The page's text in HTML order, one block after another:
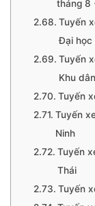
tháng 8
Tuyến
Đại học
Tuyến
Khu
Tuyến
Tuyến
Ninh
Tuyến
Thái
Tuyến